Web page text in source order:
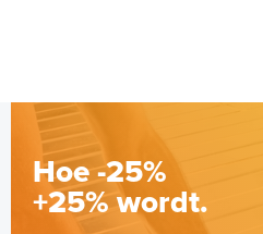
Hoe -25%
+25% wordt.